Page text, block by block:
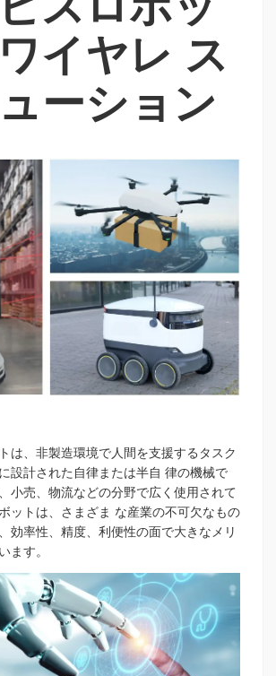
ワイヤレ ス
ーション
は、非製造環境で人間を支援するタスク
設計された自律または半自 律の機械で
小売、物流などの分野で広く使用されて
ットは、さまざま な産業の不可欠なもの
効率性、精度、利便性の面で大きなメリ
ます。